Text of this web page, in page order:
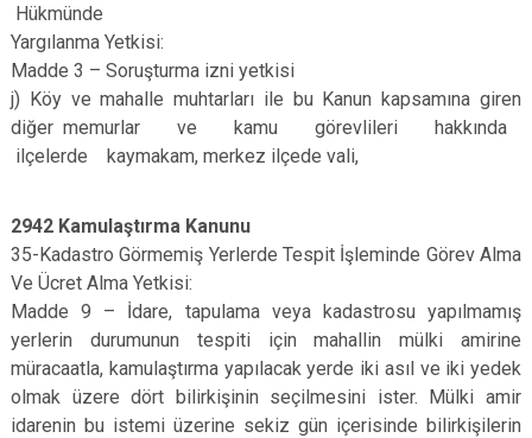
Hükmünde
Yargılanma Yetkisi:
Madde 3 – Soruşturma izni yetkisi
j) Köy ve mahalle muhtarları ile bu Kanun kapsamına giren
diğer memurlar ve kamu görevlileri hakkında
ilçelerde kaymakam, merkez ilçede vali,
2942 Kamulaştırma Kanunu
35-Kadastro Görmemiş Yerlerde Tespit İşleminde Görev Alma
Ve Ücret Alma Yetkisi:
Madde 9 – İdare, tapulama veya kadastrosu yapılmamış
yerlerin durumunun tespiti için mahallin mülki amirine
müracaatla, kamulaştırma yapılacak yerde iki asıl ve iki yedek
olmak üzere dört bilirkişinin seçilmesini ister. Mülki amir
idarenin bu istemi üzerine sekiz gün içerisinde bilirkişilerin